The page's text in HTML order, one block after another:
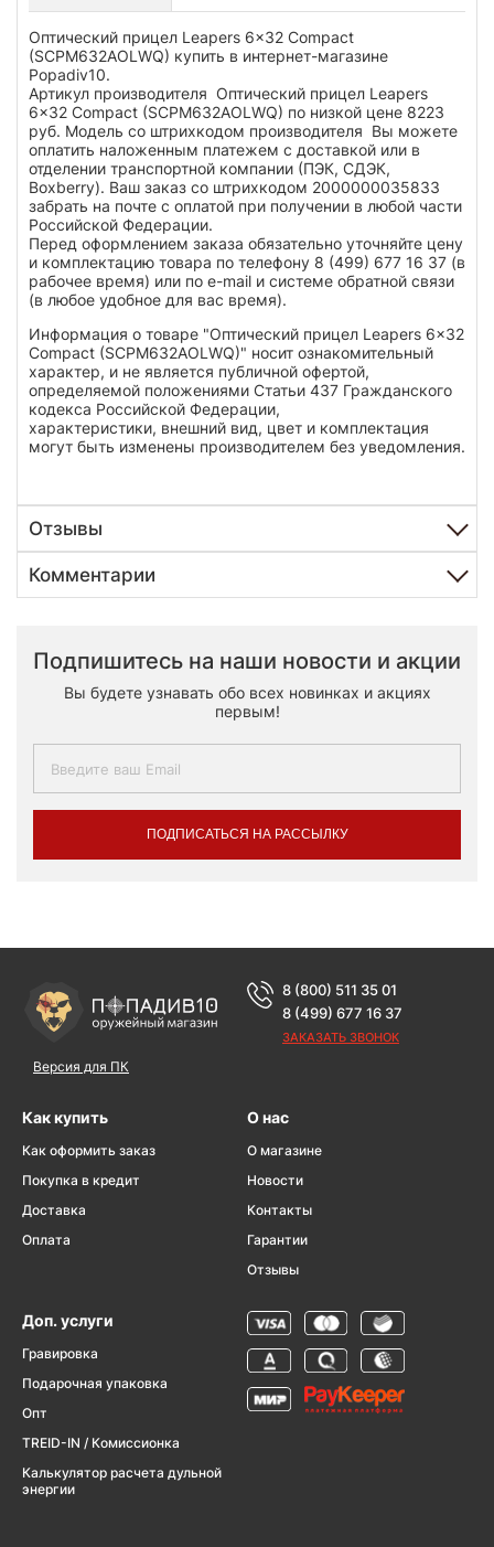
Оптический прицел Leapers 6x32 Compact
(SCPM632AOLWQ) купить в интернет-магазине
Popadiv10.
Артикул производителя Оптический прицел Leapers
6x32 Compact (SCPM632AOLWQ) по низкой цене 8223
руб. Модель со штрихкодом производителя Вы можете
оплатить наложенным платежем с доставкой или в
отделении транспортной компании (ПЭК, СДЭК,
Boxberry). Ваш заказ со штрихкодом 2000000035833
забрать на почте с оплатой при получении в любой части
Российской Федерации.
Перед оформлением заказа обязательно уточняйте цену
и комплектацию товара по телефону 8 (499) 677 16 37 (в
рабочее время) или по e-mail и системе обратной связи
(в любое удобное для вас время).
Информация о товаре "Оптический прицел Leapers 6x32
Compact (SCPM632AOLWQ)" носит ознакомительный
характер, и не является публичной офертой,
определяемой положениями Статьи 437 Гражданского
кодекса Российской Федерации,
характеристики, внешний вид, цвет и комплектация
могут быть изменены производителем без уведомления.
Отзывы
Комментарии
Подпишитесь на наши новости и акции
Вы будете узнавать обо всех новинках и акциях
первым!
ПОДПИСАТЬСЯ НА РАССЫЛКУ
Версия для ПК
8 (800) 511 35 01
8 (499) 677 16 37
ЗАКАЗАТЬ ЗВОНОК
Как купить
Как оформить заказ
Покупка в кредит
Доставка
Оплата
О нас
О магазине
Новости
Контакты
Гарантии
Отзывы
Доп. услуги
Гравировка
Подарочная упаковка
Опт
TREID-IN / Комиссионка
Калькулятор расчета дульной
энергии